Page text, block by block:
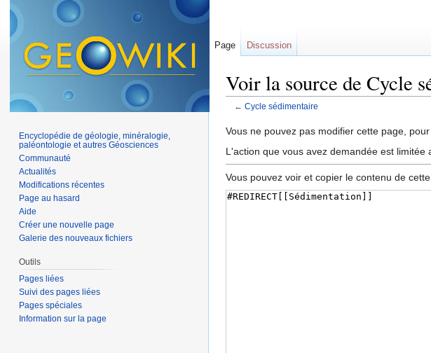
Voir la source de Cycle
← Cycle sédimentaire
Vous ne pouvez pas modifier cette page,
L'action que vous avez demandée est limitée
Vous pouvez voir et copier le contenu de cette
Page Discussion
Encyclopédie de géologie, minéralogie,
paléontologie et autres Géosciences
Communauté
Actualités
Modifications récentes
Page au hasard
Aide
Créer une nouvelle page
Galerie des nouveaux fichiers
Outils
Pages liées
Suivi des pages liées
Pages spéciales
Information sur la page